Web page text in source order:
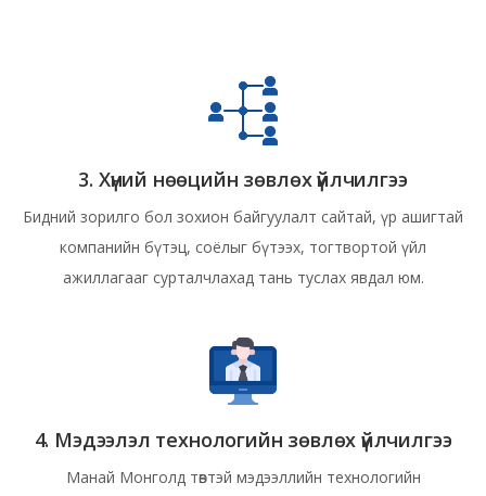
3. Хүний нөөцийн зөвлөх үйлчилгээ
Бидний зорилго бол зохион байгуулалт сайтай, үр ашигтай
компанийн бүтэц, соёлыг бүтээх, тогтвортой үйл
ажиллагааг сурталчлахад тань туслах явдал юм.
4. Мэдээлэл технологийн зөвлөх үйлчилгээ
Манай Монголд төвтэй мэдээллийн технологийн